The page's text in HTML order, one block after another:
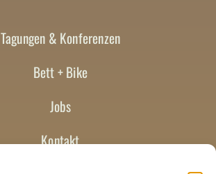
Tagungen & Konferenzen
Bett + Bike
Jobs
Kontakt